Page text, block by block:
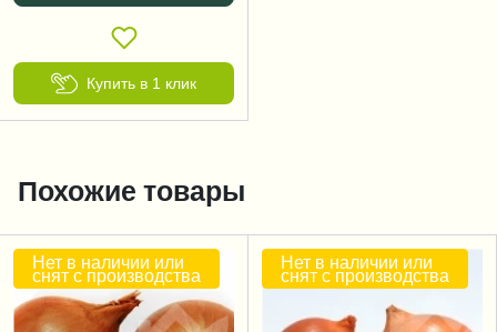
Купить в 1 клик
Похожие товары
Нет в наличии или
снят с производства
Нет в наличии или
снят с производства